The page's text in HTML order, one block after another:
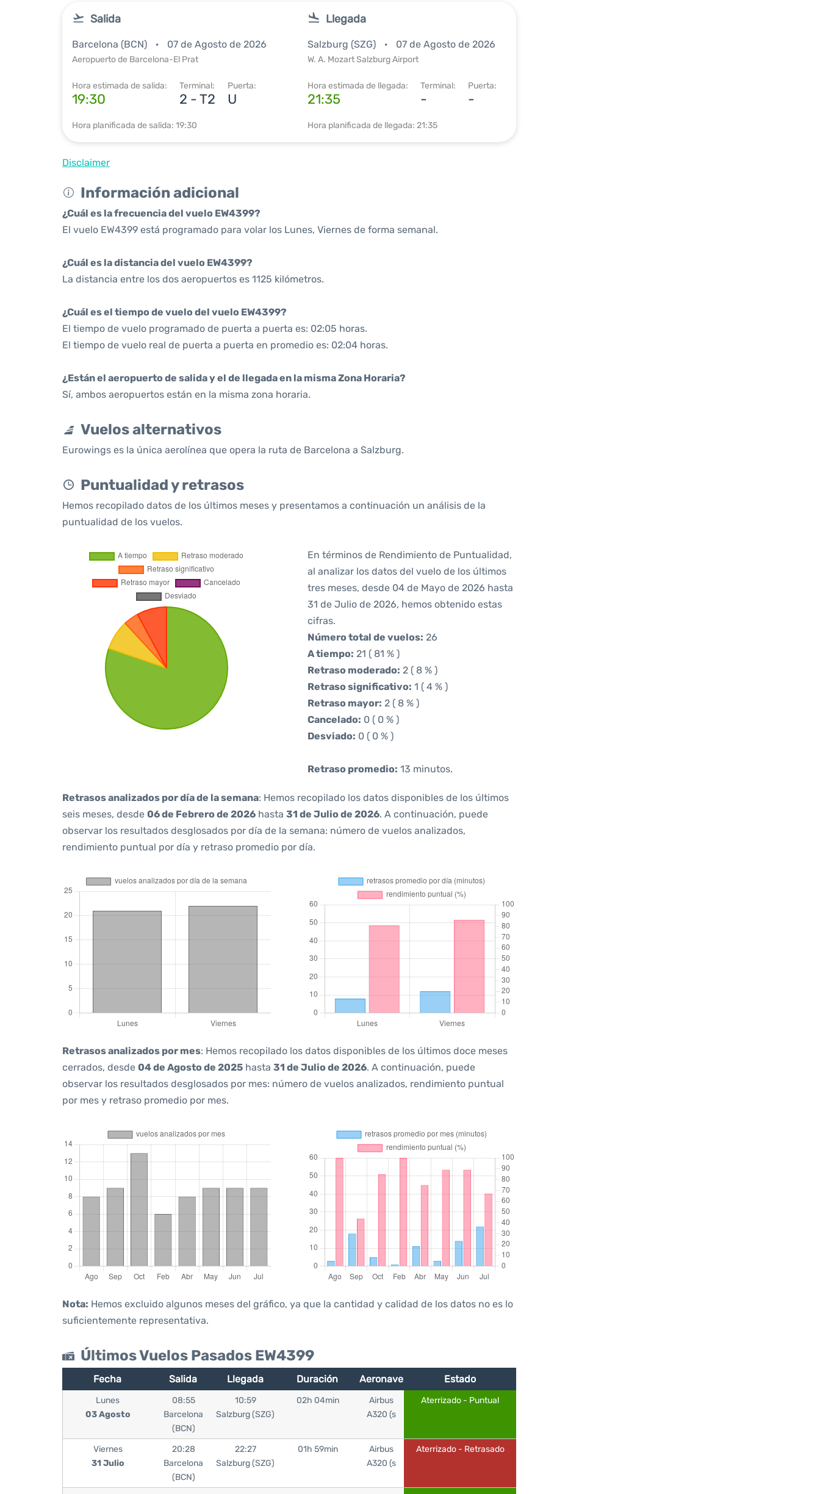
Salida
Barcelona (BCN) 07 de Agosto de 2026
Aeropuerto de Barcelona-El Prat
Hora estimada de salida:
19:30
Terminal:
2 - T2
Puerta:
U
Hora planificada de salida: 19:30
Llegada
Salzburg (SZG) 07 de Agosto de 2026
W. A. Mozart Salzburg Airport
Hora estimada de llegada:
21:35
Terminal:
-
Puerta:
-
Hora planificada de llegada: 21:35
Disclaimer
Información adicional
¿Cuál es la frecuencia del vuelo EW4399?
El vuelo EW4399 está programado para volar los Lunes, Viernes de forma semanal.
¿Cuál es la distancia del vuelo EW4399?
La distancia entre los dos aeropuertos es 1125 kilómetros.
¿Cuál es el tiempo de vuelo del vuelo EW4399?
El tiempo de vuelo programado de puerta a puerta es: 02:05 horas.
El tiempo de vuelo real de puerta a puerta en promedio es: 02:04 horas.
¿Están el aeropuerto de salida y el de llegada en la misma Zona Horaria?
Sí, ambos aeropuertos están en la misma zona horaria.
Vuelos alternativos
Eurowings es la única aerolínea que opera la ruta de Barcelona a Salzburg.
Puntualidad y retrasos
Hemos recopilado datos de los últimos meses y presentamos a continuación un análisis de la
puntualidad de los vuelos.
En términos de Rendimiento de Puntualidad,
al analizar los datos del vuelo de los últimos
tres meses, desde 04 de Mayo de 2026 hasta
31 de Julio de 2026, hemos obtenido estas
cifras.
Número total de vuelos: 26
A tiempo: 21 ( 81 % )
Retraso moderado: 2 ( 8 % )
Retraso significativo: 1 ( 4 % )
Retraso mayor: 2 ( 8 % )
Cancelado: 0 ( 0 % )
Desviado: 0 ( 0 % )
Retraso promedio: 13 minutos.
Retrasos analizados por día de la semana: Hemos recopilado los datos disponibles de los últimos
seis meses, desde 06 de Febrero de 2026 hasta 31 de Julio de 2026. A continuación, puede
observar los resultados desglosados por día de la semana: número de vuelos analizados,
rendimiento puntual por día y retraso promedio por día.
Retrasos analizados por mes: Hemos recopilado los datos disponibles de los últimos doce meses
cerrados, desde 04 de Agosto de 2025 hasta 31 de Julio de 2026. A continuación, puede
observar los resultados desglosados por mes: número de vuelos analizados, rendimiento puntual
por mes y retraso promedio por mes.
Nota: Hemos excluido algunos meses del gráfico, ya que la cantidad y calidad de los datos no es lo
suficientemente representativa.
Últimos Vuelos Pasados EW4399
Fecha Salida Llegada Duración Aeronave Estado
Lunes
03 Agosto
08:55
Barcelona
(BCN)
10:59
Salzburg (SZG)
02h 04min
Airbus
A320 (s
Aterrizado - Puntual
Viernes
31 Julio
20:28
Barcelona
(BCN)
22:27
Salzburg (SZG)
01h 59min
Airbus
A320 (s
Aterrizado - Retrasado